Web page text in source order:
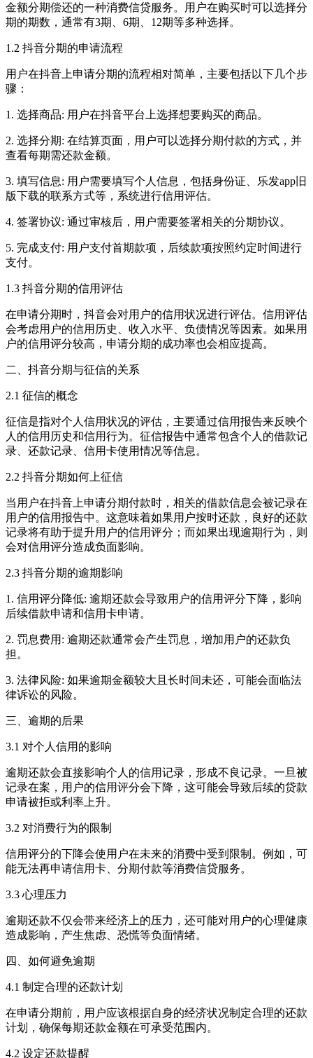
金额分期偿还的一种消费信贷服务。用户在购买时可以选择分
期的期数，通常有3期、6期、12期等多种选择。
1.2 抖音分期的申请流程
用户在抖音上申请分期的流程相对简单，主要包括以下几个步
骤：
1. 选择商品: 用户在抖音平台上选择想要购买的商品。
2. 选择分期: 在结算页面，用户可以选择分期付款的方式，并
查看每期需还款金额。
3. 填写信息: 用户需要填写个人信息，包括身份证、乐发app旧
版下载的联系方式等，系统进行信用评估。
4. 签署协议: 通过审核后，用户需要签署相关的分期协议。
5. 完成支付: 用户支付首期款项，后续款项按照约定时间进行
支付。
1.3 抖音分期的信用评估
在申请分期时，抖音会对用户的信用状况进行评估。信用评估
会考虑用户的信用历史、收入水平、负债情况等因素。如果用
户的信用评分较高，申请分期的成功率也会相应提高。
二、抖音分期与征信的关系
2.1 征信的概念
征信是指对个人信用状况的评估，主要通过信用报告来反映个
人的信用历史和信用行为。征信报告中通常包含个人的借款记
录、还款记录、信用卡使用情况等信息。
2.2 抖音分期如何上征信
当用户在抖音上申请分期付款时，相关的借款信息会被记录在
用户的信用报告中。这意味着如果用户按时还款，良好的还款
记录将有助于提升用户的信用评分；而如果出现逾期行为，则
会对信用评分造成负面影响。
2.3 抖音分期的逾期影响
1. 信用评分降低: 逾期还款会导致用户的信用评分下降，影响
后续借款申请和信用卡申请。
2. 罚息费用: 逾期还款通常会产生罚息，增加用户的还款负
担。
3. 法律风险: 如果逾期金额较大且长时间未还，可能会面临法
律诉讼的风险。
三、逾期的后果
3.1 对个人信用的影响
逾期还款会直接影响个人的信用记录，形成不良记录。一旦被
记录在案，用户的信用评分会下降，这可能会导致后续的贷款
申请被拒或利率上升。
3.2 对消费行为的限制
信用评分的下降会使用户在未来的消费中受到限制。例如，可
能无法再申请信用卡、分期付款等消费信贷服务。
3.3 心理压力
逾期还款不仅会带来经济上的压力，还可能对用户的心理健康
造成影响，产生焦虑、恐慌等负面情绪。
四、如何避免逾期
4.1 制定合理的还款计划
在申请分期前，用户应该根据自身的经济状况制定合理的还款
计划，确保每期还款金额在可承受范围内。
4.2 设定还款提醒